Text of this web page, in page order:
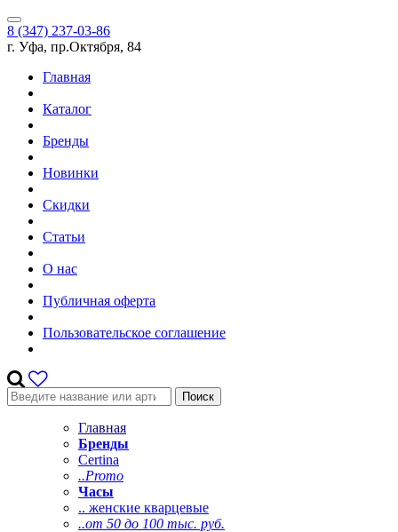
8 (347) 237-03-86
г. Уфа, пр.Октября, 84
Главная
Каталог
Бренды
Новинки
Скидки
Статьи
О нас
Публичная оферта
Пользовательское соглашение
Поиск
Главная
Бренды
Certina
..Promo
Часы
.. женские кварцевые
..от 50 до 100 тыс. руб.